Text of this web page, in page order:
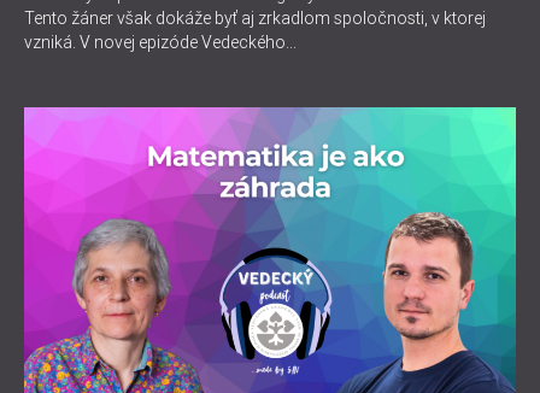
Tento žáner však dokáže byť aj zrkadlom spoločnosti, v ktorej
vzniká. V novej epizóde Vedeckého...